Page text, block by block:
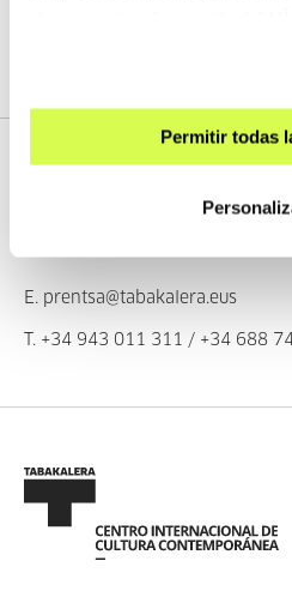
Permitir todas
E. prentsa@tabakalera.eus
T. +34 943 011 311 / +34 688